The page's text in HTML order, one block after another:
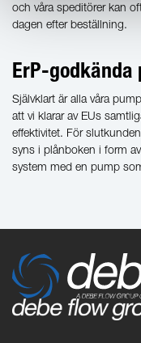
och våra speditörer kan
dagen efter beställning.
ErP-godkända
Självklart är alla våra
att vi klarar av EUs
effektivitet. För
syns i plånboken i form
system med en pump